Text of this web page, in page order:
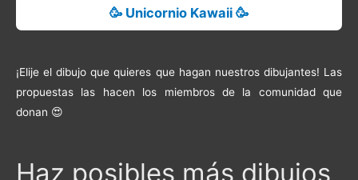
🥳 Unicornio Kawaii 🥳
¡Elije el dibujo que quieres que hagan nuestros dibujantes! Las
propuestas las hacen los miembros de la comunidad que
donan 😍
Haz posibles más dibujos